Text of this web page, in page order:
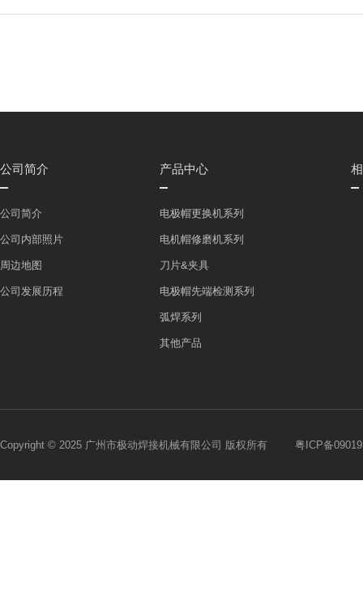
公司简介
公司简介
公司内部照片
周边地图
公司发展历程
产品中心
电极帽更换机系列
电机帽修磨机系列
刀片&夹具
电极帽先端检测系列
弧焊系列
其他产品
Copyright © 2025 广州市极动焊接机械有限公司 版权所有 粤ICP备